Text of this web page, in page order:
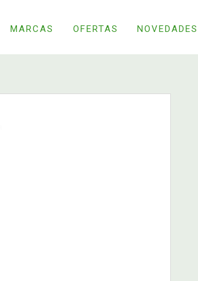
MARCAS OFERTAS NOVEDADES